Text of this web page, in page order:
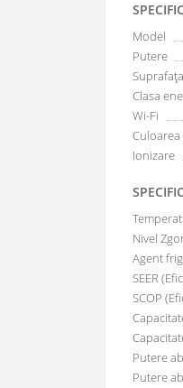
Model
Putere
Suprafața
Clasa
Wi-Fi
Ionizare
Nivel
Agent
SEER
SCOP
Putere
Putere